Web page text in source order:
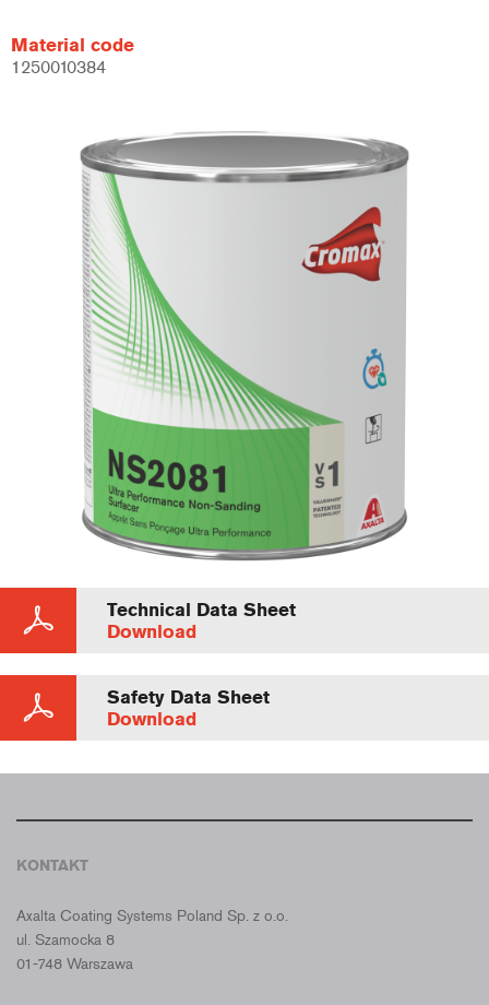
Material code
1250010384
Technical Data Sheet
Download
Safety Data Sheet
Download
KONTAKT
Axalta Coating Systems Poland Sp. z o.o.
ul. Szamocka 8
01-748 Warszawa